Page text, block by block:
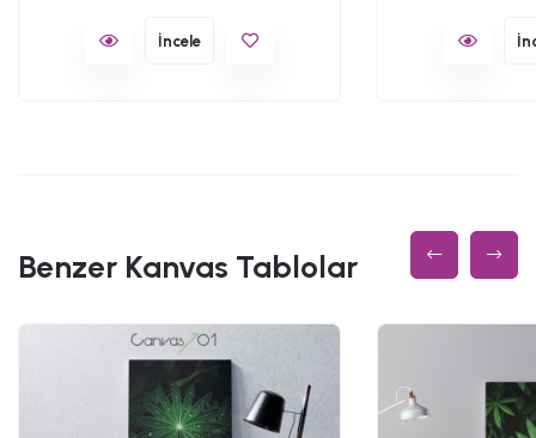
İncele
Benzer Kanvas Tablolar